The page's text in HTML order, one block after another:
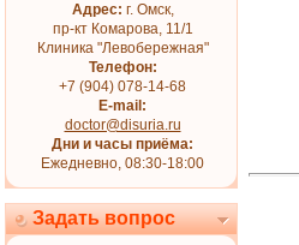
Адрес: г. Омск,
пр-кт Комарова, 11/1
Клиника "Левобережная"
Телефон:
+7 (904) 078-14-68
E-mail:
doctor@disuria.ru
Дни и часы приёма:
Ежедневно, 08:30-18:00
Задать вопрос